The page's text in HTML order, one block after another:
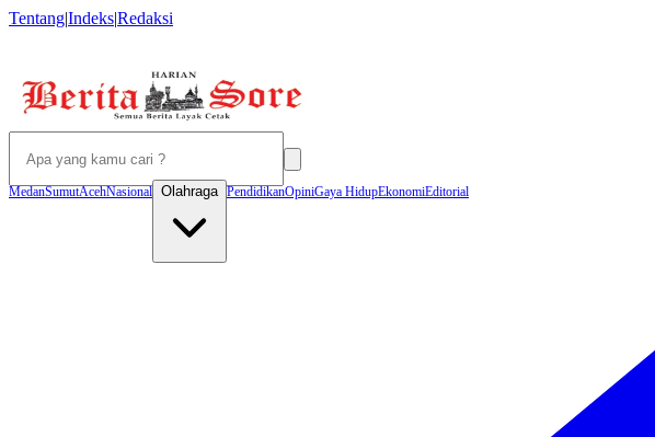
Tentang|Indeks|Redaksi
MedanSumutAcehNasional Olahraga PendidikanOpiniGaya HidupEkonomiEditorial